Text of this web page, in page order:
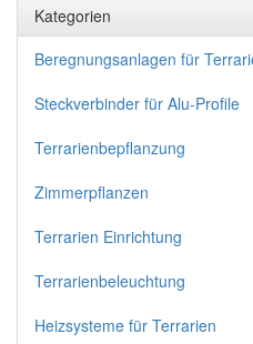
Kategorien
Beregnungsanlagen für
Steckverbinder für Alu-Profile
Terrarienbepflanzung
Zimmerpflanzen
Terrarien Einrichtung
Terrarienbeleuchtung
Heizsysteme für Terrarien